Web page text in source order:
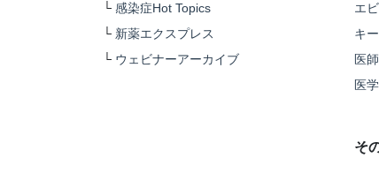
└ 感染症Hot Topics
└ 新薬エクスプレス
└ ウェビナーアーカイブ
エ
キ
医
医
そ